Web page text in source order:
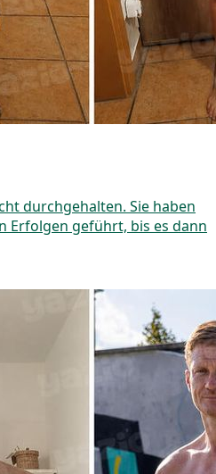
durchgehalten. Sie haben
Erfolgen geführt, bis es dann